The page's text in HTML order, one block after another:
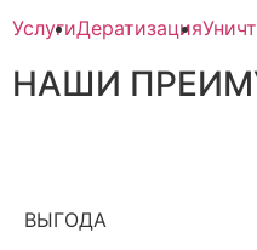
УслугиДератизация
НАШИ
ВЫГОДА